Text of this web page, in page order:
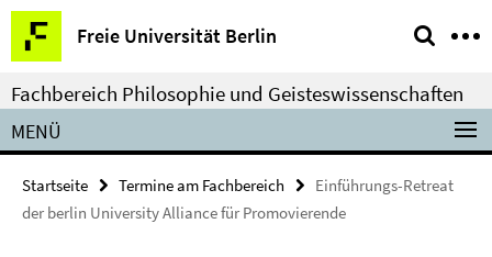
Springe
direkt
zu
Inhalt
Freie Universität Berlin
Service-
Navigation
Fachbereich Philosophie und Geisteswissenschaften
MENÜ
Startseite Termine am Fachbereich
Einführungs-Retreat
der berlin University Alliance für Promovierende